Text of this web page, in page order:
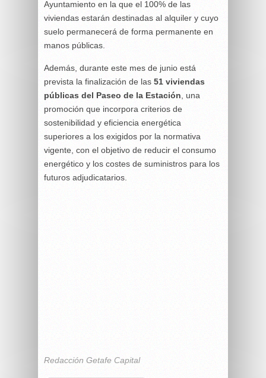
Ayuntamiento en la que el 100% de las
viviendas estarán destinadas al alquiler y cuyo
suelo permanecerá de forma permanente en
manos públicas.
Además, durante este mes de junio está
prevista la finalización de las 51 viviendas
públicas del Paseo de la Estación, una
promoción que incorpora criterios de
sostenibilidad y eficiencia energética
superiores a los exigidos por la normativa
vigente, con el objetivo de reducir el consumo
energético y los costes de suministros para los
futuros adjudicatarios.
Redacción Getafe Capital